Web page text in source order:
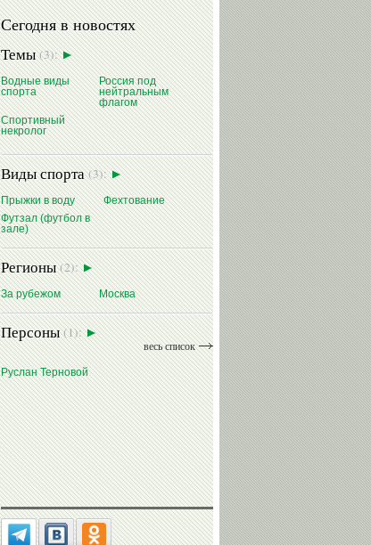
1947г. — родилсяВалерий
ИЛЬИНЫХ(гимнастика спортивная)
1954г. — родилсяВалерий
ГАЗЗАЕВ(футбол)
1956г. — родилсяВладимир
РЫБАКОВ(легкая атлетика)
читать далее
Сегодня в новостях
Темы(3):
Водные виды
спорта
Россия под
нейтральным
флагом
Спортивный
некролог
Виды спорта(3):
Прыжки в воду
Фехтование
Футзал (футбол в
зале)
Регионы(2):
За рубежом Москва
Персоны(1):
весь список
Руслан Терновой